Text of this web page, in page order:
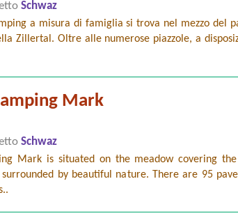
Schwaz
a misura di famiglia si trova nel mezzo del
Zillertal. Oltre alle numerose piazzole, a
Mark
Schwaz
Mark is situated on the meadow covering
by beautiful nature. There are 95